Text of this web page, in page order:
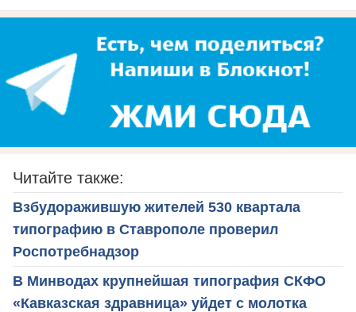
Читайте также:
Взбудоражившую жителей 530 квартала
типографию в Ставрополе проверил
Роспотребнадзор
В Минводах крупнейшая типография СКФО
«Кавказская здравница» уйдет с молотка